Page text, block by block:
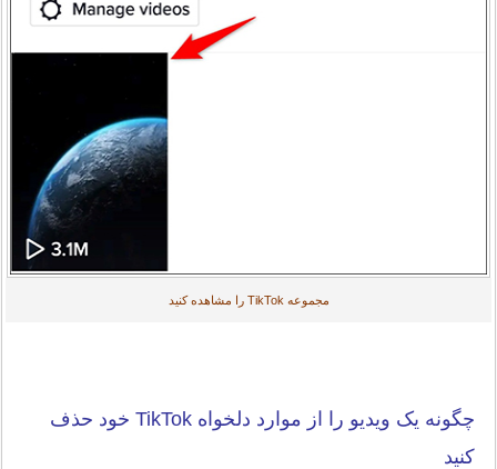
مجموعه TikTok را مشاهده کنید
چگونه یک ویدیو را از موارد دلخواه TikTok خود حذف
کنید